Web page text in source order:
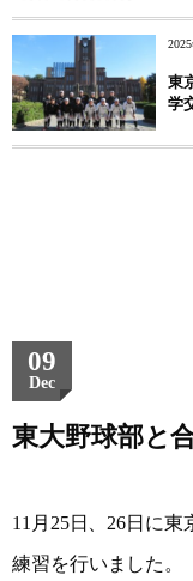
東
学
09
Dec
東大野球部と
11月25日、26日に
練習を行いました。